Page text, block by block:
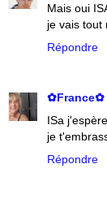
Mais oui
je vais tout
Répondre
✿France✿
ISa
je
Répondre